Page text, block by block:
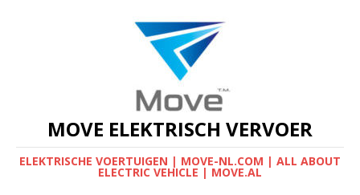
MOVE ELEKTRISCH VERVOER
ELEKTRISCHE VOERTUIGEN | MOVE-NL.COM | ALL ABOUT
ELECTRIC VEHICLE | MOVE.AL